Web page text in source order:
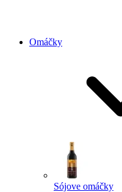
Omáčky
Sójove omáčky